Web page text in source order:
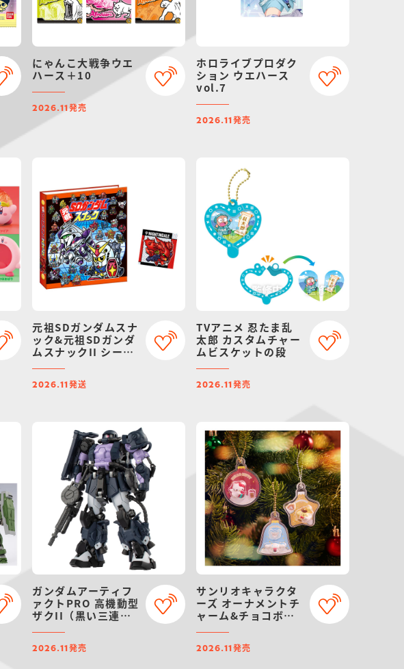
にゃんこ大戦争ウエ
ハース＋10
2026.11 発売
ホロライブプロダク
ション ウエハース
vol.7
2026.11 発売
元祖SDガンダムスナ
ック&元祖SDガンダ
ムスナックII シール
2026.11 発送
TVアニメ 忍たま乱
太郎 カスタムチャー
ムビスケットの段
2026.11 発売
ガンダムアーティフ
ァクトPRO 高機動型
ザクII（黒い三連星
2026.11 発売
サンリオキャラクタ
ーズ オーナメントチ
ャーム&チョコボー
2026.11 発売